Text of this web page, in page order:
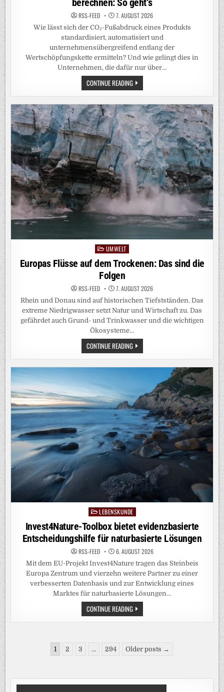
RSS-FEED 7. AUGUST 2026
Wie lässt sich der CO₂-Fußabdruck eines Produkts
standardisiert, automatisiert und
unternehmensübergreifend entlang der
Wertschöpfungskette ermitteln? Und wie gelingt dies in
Unternehmen, die dafür nur über…
CONTINUE READINGDEN
CO2-
FUSSABDRUCK E
NDUSTRIEPRODUKTS E
INHEITLICH, V
ERGLEICHBAR U
ND V
ERSTÄNDLICH B
ERECHNEN: S
O G
EHT‘S
Posted
in
UMWELT
Europas Flüsse auf dem Trockenen: Das sind die
Folgen
RSS-FEED 7. AUGUST 2026
Rhein und Donau sind auf historischen Tiefstständen. Das
extreme Niedrigwasser setzt Natur und Wirtschaft zu. Das
gefährdet auch Grund- und Trinkwasser und die wichtigen
Ökosysteme…
CONTINUE READINGEUROPAS
FLÜSSE
AUF
FOLGEN
PostedLEBENSKUNDE
Invest4Nature-Toolbox bietet evidenzbasierte
Entscheidungshilfe für naturbasierte Lösungen
RSS-FEED 6. AUGUST 2026
Mit dem EU-Projekt Invest4Nature tragen das Steinbeis
Europa Zentrum und vierzehn weitere Partner zu einer
verbesserten Datenbasis und zur Entwicklung eines
Marktes für naturbasierte Lösungen…
CONTINUE READINGINVEST4NATURE-
TOOLBOX
BIETET
NATURBASIERTE
LÖSUNGEN
Seitennummerierung
Beiträge
1 2 3 … 294 Older posts →